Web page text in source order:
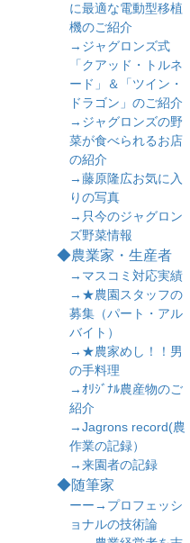
に最適な電動型移植
機のご紹介
→ジャグロンズ式
「クアッド・トルネ
ード」＆「ツイン・
ドラゴン」のご紹介
→ジャグロンズの野
菜が食べられるお店
の紹介
→藤原隆広お気に入
りの写真
→只今のジャグロン
ズ野菜情報
◆農業家・生産者
→マスコミ対応実績
→★農園スタッフの
募集（パート・アル
バイト）
→★農家めし！！男
の手料理
→ｵﾘｼﾞﾅﾙ農産物のご
紹介
→Jagrons record(農
作業の記録）
→来園者の記録
◆随筆家
ーー→プロフェッシ
ョナルの技術論